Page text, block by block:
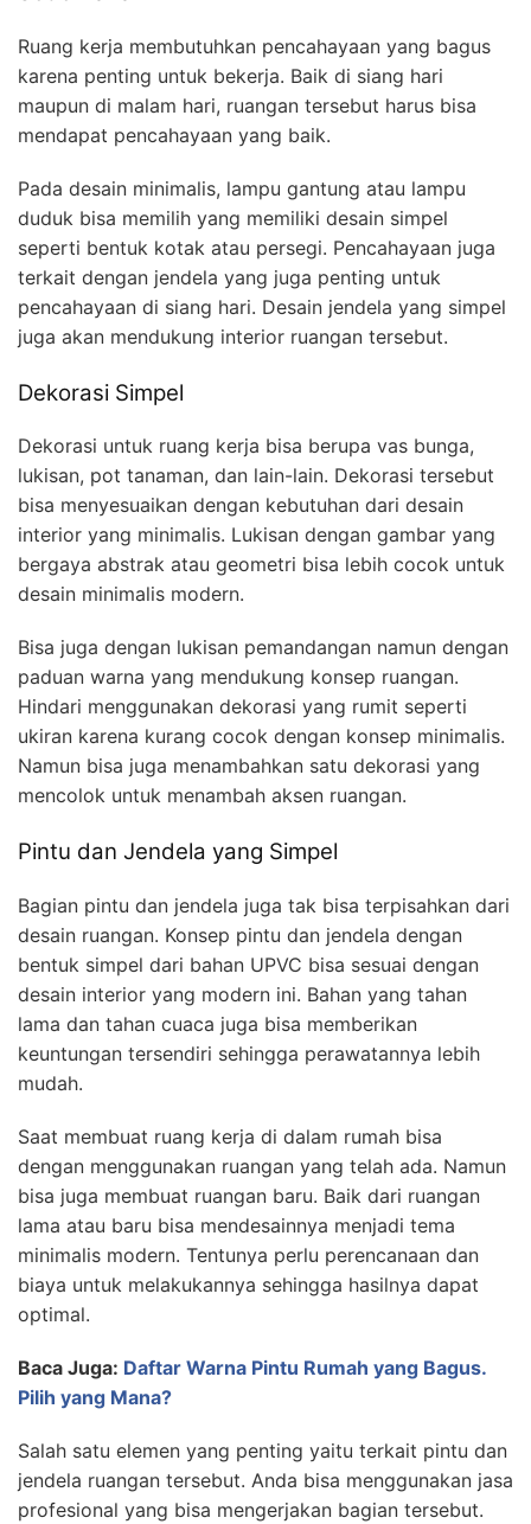
Ruang kerja membutuhkan pencahayaan yang bagus
karena penting untuk bekerja. Baik di siang hari
maupun di malam hari, ruangan tersebut harus bisa
mendapat pencahayaan yang baik.
Pada desain minimalis, lampu gantung atau lampu
duduk bisa memilih yang memiliki desain simpel
seperti bentuk kotak atau persegi. Pencahayaan juga
terkait dengan jendela yang juga penting untuk
pencahayaan di siang hari. Desain jendela yang simpel
juga akan mendukung interior ruangan tersebut.
Dekorasi Simpel
Dekorasi untuk ruang kerja bisa berupa vas bunga,
lukisan, pot tanaman, dan lain-lain. Dekorasi tersebut
bisa menyesuaikan dengan kebutuhan dari desain
interior yang minimalis. Lukisan dengan gambar yang
bergaya abstrak atau geometri bisa lebih cocok untuk
desain minimalis modern.
Bisa juga dengan lukisan pemandangan namun dengan
paduan warna yang mendukung konsep ruangan.
Hindari menggunakan dekorasi yang rumit seperti
ukiran karena kurang cocok dengan konsep minimalis.
Namun bisa juga menambahkan satu dekorasi yang
mencolok untuk menambah aksen ruangan.
Pintu dan Jendela yang Simpel
Bagian pintu dan jendela juga tak bisa terpisahkan dari
desain ruangan. Konsep pintu dan jendela dengan
bentuk simpel dari bahan UPVC bisa sesuai dengan
desain interior yang modern ini. Bahan yang tahan
lama dan tahan cuaca juga bisa memberikan
keuntungan tersendiri sehingga perawatannya lebih
mudah.
Saat membuat ruang kerja di dalam rumah bisa
dengan menggunakan ruangan yang telah ada. Namun
bisa juga membuat ruangan baru. Baik dari ruangan
lama atau baru bisa mendesainnya menjadi tema
minimalis modern. Tentunya perlu perencanaan dan
biaya untuk melakukannya sehingga hasilnya dapat
optimal.
Baca Juga: Daftar Warna Pintu Rumah yang Bagus.
Pilih yang Mana?
Salah satu elemen yang penting yaitu terkait pintu dan
jendela ruangan tersebut. Anda bisa menggunakan jasa
profesional yang bisa mengerjakan bagian tersebut.